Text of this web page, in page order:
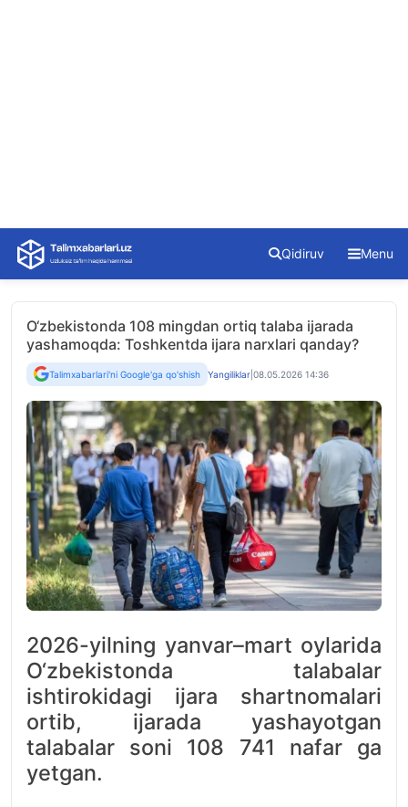
Skip
content
Qidiruv Menu
O‘zbekistonda 108 mingdan ortiq talaba ijarada
yashamoqda: Toshkentda ijara narxlari qanday?
Talimxabarlari'ni Google'ga qo'shish Yangiliklar 08.05.2026 14:36
2026-yilning yanvar–mart oylarida
O‘zbekistonda talabalar
ishtirokidagi ijara shartnomalari
ortib, ijarada yashayotgan
talabalar soni 108 741 nafar ga
yetgan.